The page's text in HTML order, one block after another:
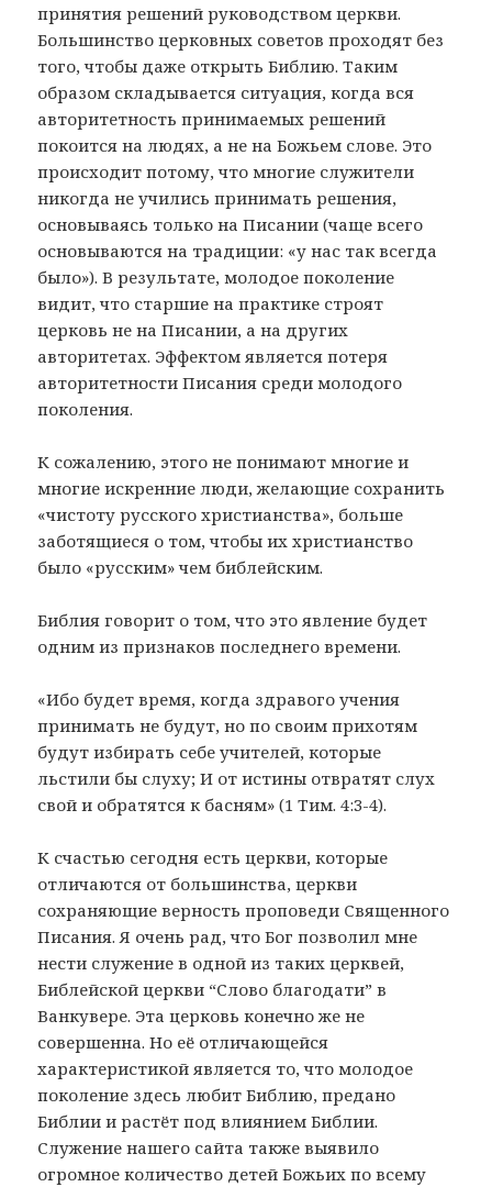
принятия решений руководством церкви.
Большинство церковных советов проходят без
того, чтобы даже открыть Библию. Таким
образом складывается ситуация, когда вся
авторитетность принимаемых решений
покоится на людях, а не на Божьем слове. Это
происходит потому, что многие служители
никогда не учились принимать решения,
основываясь только на Писании (чаще всего
основываются на традиции: «у нас так всегда
было»). В результате, молодое поколение
видит, что старшие на практике строят
церковь не на Писании, а на других
авторитетах. Эффектом является потеря
авторитетности Писания среди молодого
поколения.
К сожалению, этого не понимают многие и
многие искренние люди, желающие сохранить
«чистоту русского христианства», больше
заботящиеся о том, чтобы их христианство
было «русским» чем библейским.
Библия говорит о том, что это явление будет
одним из признаков последнего времени.
«Ибо будет время, когда здравого учения
принимать не будут, но по своим прихотям
будут избирать себе учителей, которые
льстили бы слуху; И от истины отвратят слух
свой и обратятся к басням» (1 Тим. 4:3-4).
К счастью сегодня есть церкви, которые
отличаются от большинства, церкви
сохраняющие верность проповеди Священного
Писания. Я очень рад, что Бог позволил мне
нести служение в одной из таких церквей,
Библейской церкви “Слово благодати” в
Ванкувере. Эта церковь конечно же не
совершенна. Но её отличающейся
характеристикой является то, что молодое
поколение здесь любит Библию, предано
Библии и растёт под влиянием Библии.
Служение нашего сайта также выявило
огромное количество детей Божьих по всему